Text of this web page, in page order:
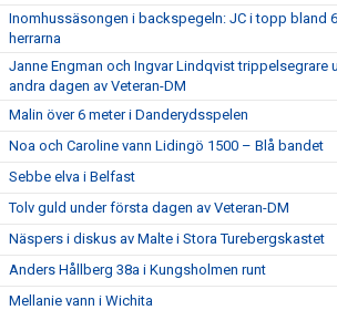
Inomhussäsongen i backspegeln: JC i topp bland
herrarna
Janne Engman och Ingvar Lindqvist trippelsegrare
andra dagen av Veteran-DM
Malin över 6 meter i Danderydsspelen
Noa och Caroline vann Lidingö 1500 – Blå bandet
Sebbe elva i Belfast
Tolv guld under första dagen av Veteran-DM
Näspers i diskus av Malte i Stora Turebergskastet
Anders Hållberg 38a i Kungsholmen runt
Mellanie vann i Wichita